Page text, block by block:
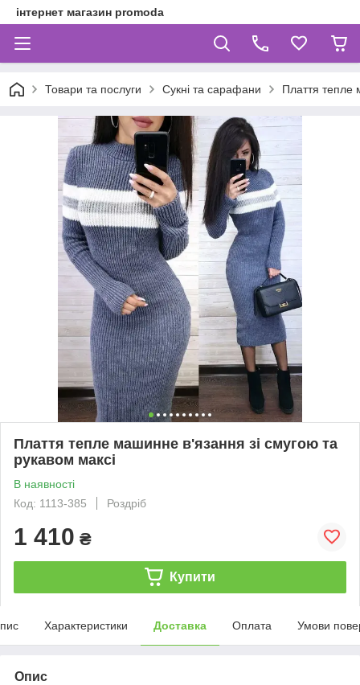
інтернет магазин promoda
Товари та послуги Сукні та сарафани Плаття тепле
Плаття тепле машинне в'язання зі смугою та
рукавом максі
В наявності
Код: 1113-385
Роздріб
1 410 ₴
Купити
Характеристики Доставка Оплата Умови
Опис